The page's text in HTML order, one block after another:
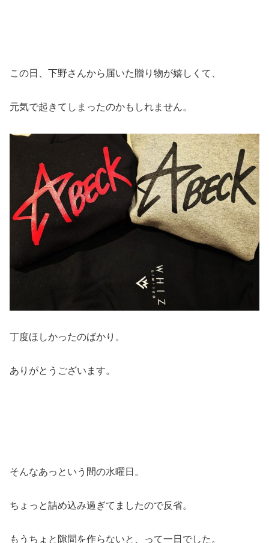
この日、下野さんから届いた贈り物が嬉しくて、
元気で起きてしまったのかもしれません。
丁度ほしかったのばかり。
ありがとうございます。
そんなあっという間の水曜日。
ちょっと詰め込み過ぎてましたので反省。
もうちょと隙間を作らないと、って一日でした。